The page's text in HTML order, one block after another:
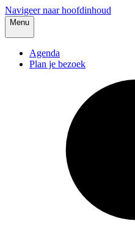
Navigeer naar hoofdinhoud
Menu
Agenda
Plan je bezoek